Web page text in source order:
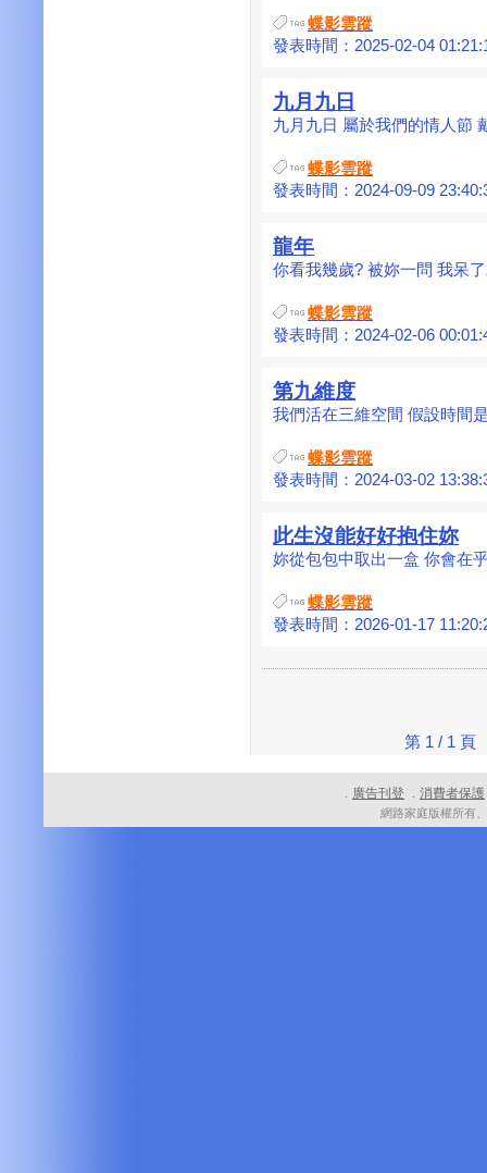
蝶影雲蹤
發表時間：2025-02-04
九月九日
九月九日 屬於我們的情人節
蝶影雲蹤
發表時間：2024-09-09
龍年
你看我幾歲? 被妳一問 我呆
蝶影雲蹤
發表時間：2024-02-06
第九維度
我們活在三維空間 假設時間
蝶影雲蹤
發表時間：2024-03-02
此生沒能好好抱住妳
妳從包包中取出一盒 你會在
蝶影雲蹤
發表時間：2026-01-17
第 1 / 1
． 廣告刊登 ． 消費者保護
網路家庭版權所有